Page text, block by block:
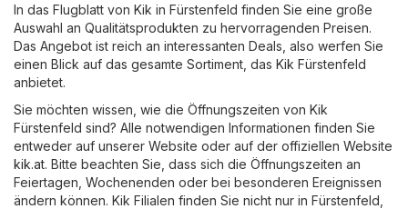
In das Flugblatt von Kik in Fürstenfeld finden Sie eine große
Auswahl an Qualitätsprodukten zu hervorragenden Preisen.
Das Angebot ist reich an interessanten Deals, also werfen Sie
einen Blick auf das gesamte Sortiment, das Kik Fürstenfeld
anbietet.
Sie möchten wissen, wie die Öffnungszeiten von Kik
Fürstenfeld sind? Alle notwendigen Informationen finden Sie
entweder auf unserer Website oder auf der offiziellen Website
kik.at. Bitte beachten Sie, dass sich die Öffnungszeiten an
Feiertagen, Wochenenden oder bei besonderen Ereignissen
ändern können. Kik Filialen finden Sie nicht nur in Fürstenfeld,